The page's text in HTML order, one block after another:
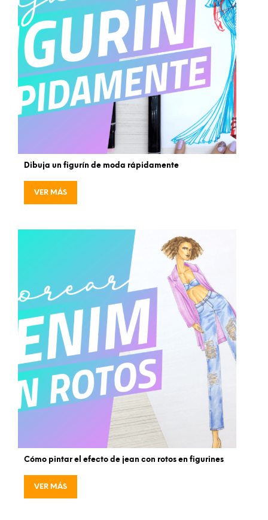
Dibuja un figurín de moda rápidamente
VER MÁS
Cómo pintar el efecto de jean con rotos en figurines
VER MÁS